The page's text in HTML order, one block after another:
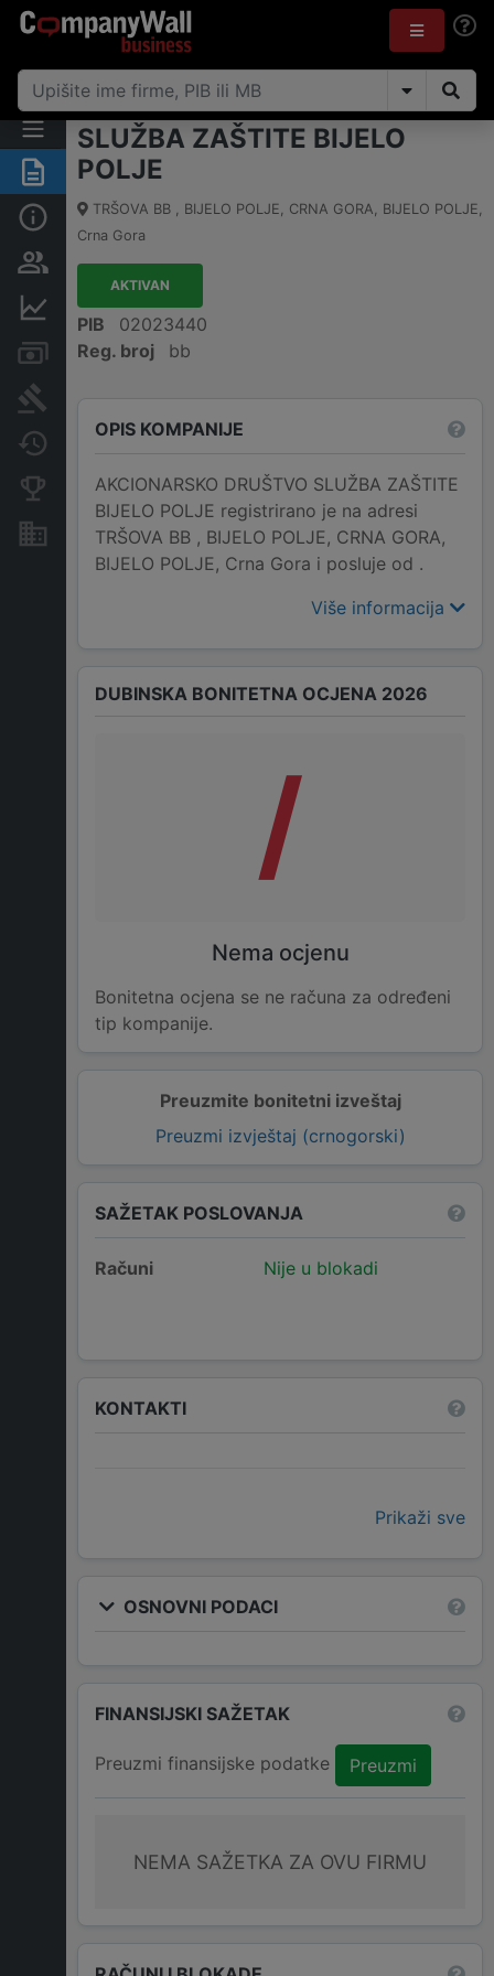
Sažetak
Osnovni podaci
Osobe i vlasništvo
Finansijski podaci
Računi i blokade
Arhiva sudskih objava
Konkurentne kompanije
Nekretnine i imovina
SLUŽBA ZAŠTITE BIJELO
POLJE
TRŠOVA BB , BIJELO POLJE, CRNA GORA, BIJELO POLJE,
Crna Gora
AKTIVAN
PIB
02023440
Reg. broj
bb
OPIS KOMPANIJE
AKCIONARSKO DRUŠTVO SLUŽBA ZAŠTITE
BIJELO POLJE registrirano je na adresi
TRŠOVA BB , BIJELO POLJE, CRNA GORA,
BIJELO POLJE, Crna Gora i posluje od .
Više informacija
Preuzmite bonitetni izveštaj
Preuzmi izvještaj (crnogorski)
DUBINSKA BONITETNA OCJENA 2026
/
Nema ocjenu
Bonitetna ocjena se ne računa za određeni
tip kompanije.
SAŽETAK POSLOVANJA
Računi Nije u blokadi
KONTAKTI
Prikaži sve
OSNOVNI PODACI
FINANSIJSKI SAŽETAK
Preuzmi finansijske podatke Preuzmi
NEMA SAŽETKA ZA OVU FIRMU